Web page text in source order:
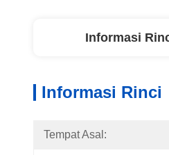
Informasi
Informasi Rinci
Tempat Asal: